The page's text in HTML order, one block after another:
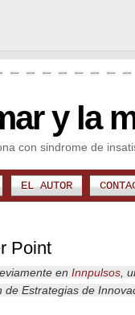
y la
con sindrome de
EL AUTOR
Point
en Innpulsos ,
de Estrategias de